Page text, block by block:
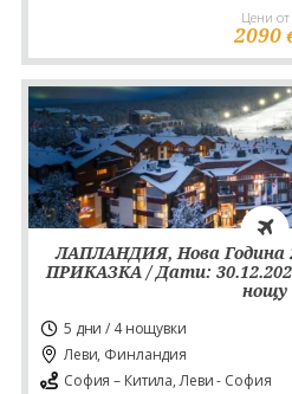
Цени от
2090
ЛАПЛАНДИЯ, Нова Година
ПРИКАЗКА / Дати:
нощу
5 дни / 4 нощувки
Леви, Финландия
София – Китила, Леви - София